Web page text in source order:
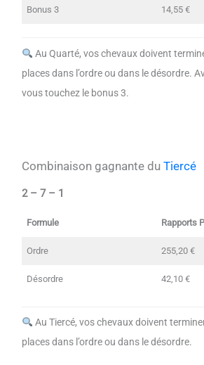
Bonus 3 14,55 €
Au Quarté, vos chevaux doivent
places dans l’ordre ou dans le désordre.
vous touchez le bonus 3.
Combinaison gagnante duTiercé
2 – 7 – 1
Formule Rapports
Ordre 255,20 €
Désordre 42,10 €
Au Tiercé, vos chevaux doivent
places dans l’ordre ou dans le désordre.